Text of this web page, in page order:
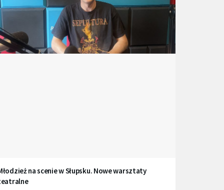
na scenie w Słupsku. Nowe warsztaty